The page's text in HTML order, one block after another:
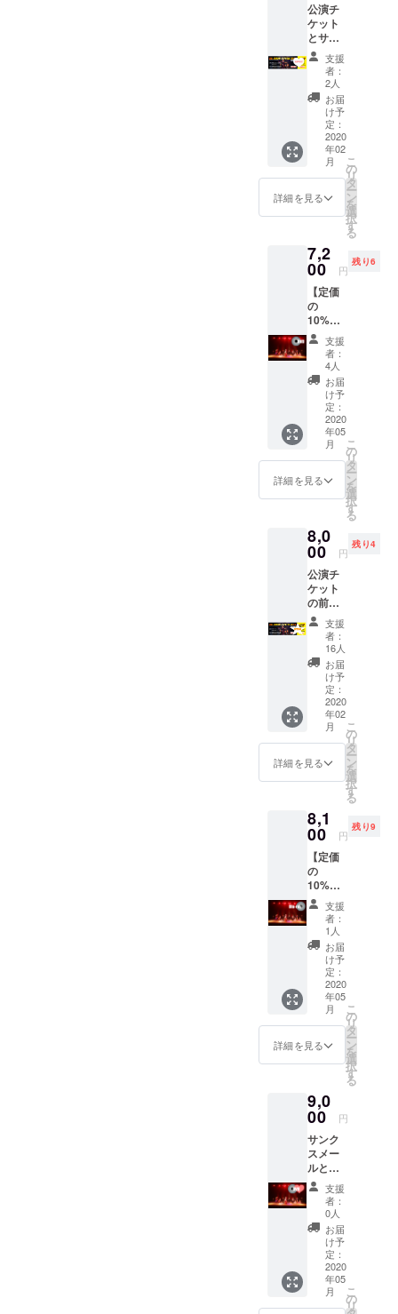
公演チ
ケット
とサン
クス
メー
ル、
メッ
セージ
動画を
お送り
しま
す。
支援
者：
2人
お届
け予
定：
2020
年02
月
詳細を見る
こ
の
リ
タ
ー
ン
を
選
択
す
る
7,2
00 円
残り6
【定価
の
10%OF
F!】
BALLR
OOM
EXPRE
SS2020
のDVD
を後日
お送り
いたし
ます
支援
者：
4人
お届
け予
定：
2020
年05
月
詳細を見る
こ
の
リ
タ
ー
ン
を
選
択
す
る
8,0
00 円
残り4
公演チ
ケット
の前方
座席を
確保い
たしま
す。
支援
者：
16人
お届
け予
定：
2020
年02
月
詳細を見る
こ
の
リ
タ
ー
ン
を
選
択
す
る
8,1
00 円
残り9
【定価
の
10%OF
F!】
BALLR
OOM
EXPRE
SS2020
収録映
像を後
日Blu-
Discで
お届け
しま
す。
支援
者：
1人
お届
け予
定：
2020
年05
月
詳細を見る
こ
の
リ
タ
ー
ン
を
選
択
す
る
9,0
00 円
サンク
スメー
ルと
メッ
セージ
動画を
お送り
し、
BALLR
OOM
EXPRE
SS2020
のDVD
支援
者：
0人
お届
け予
定：
2020
年05
月
こ
の
リ